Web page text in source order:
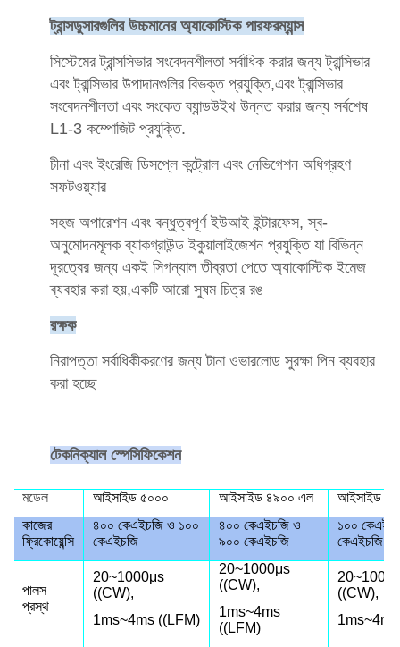
ট্রান্সডুসারগুলির উচ্চমানের অ্যাকোস্টিক পারফরম্যান্স
সিস্টেমের ট্রান্সসিভার সংবেদনশীলতা সর্বাধিক করার জন্য ট্রান্সিভার
এবং ট্রান্সিভার উপাদানগুলির বিভক্ত প্রযুক্তি,এবং ট্রান্সিভার
সংবেদনশীলতা এবং সংকেত ব্যান্ডউইথ উন্নত করার জন্য সর্বশেষ
L1-3 কম্পোজিট প্রযুক্তি.
চীনা এবং ইংরেজি ডিসপ্লে কন্ট্রোল এবং নেভিগেশন অধিগ্রহণ
সফটওয়্যার
সহজ অপারেশন এবং বন্ধুত্বপূর্ণ ইউআই ইন্টারফেস, স্ব-
অনুমোদনমূলক ব্যাকগ্রাউন্ড ইকুয়ালাইজেশন প্রযুক্তি যা বিভিন্ন
দূরত্বের জন্য একই সিগন্যাল তীব্রতা পেতে অ্যাকোস্টিক ইমেজ
ব্যবহার করা হয়,একটি আরো সুষম চিত্র রঙ
রক্ষক
নিরাপত্তা সর্বাধিকীকরণের জন্য টানা ওভারলোড সুরক্ষা পিন ব্যবহার
করা হচ্ছে
টেকনিক্যাল স্পেসিফিকেশন
মডেল আইসাইড ৫০০০ আইসাইড ৪৯০০ এল
আইসাইড
কাজের
ফ্রিকোয়েন্সি
৪০০ কেএইচজি ও ১০০
কেএইচজি
৪০০ কেএইচজি ও
৯০০ কেএইচজি
১০০
কেএইচজি
পালস
প্রস্থ
20~1000μs
((CW),
1ms~4ms ((LFM)
20~1000μs
((CW),
1ms~4ms
((LFM)
((CW),